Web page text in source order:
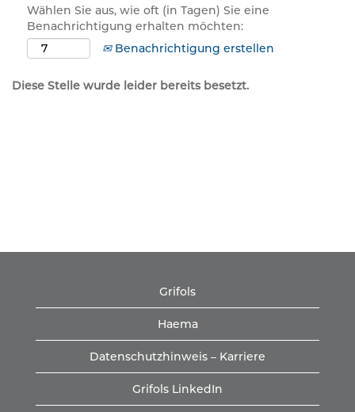
Wählen Sie aus, wie oft (in Tagen) Sie eine
Benachrichtigung erhalten möchten:
Benachrichtigung erstellen
Diese Stelle wurde leider bereits besetzt.
Grifols
Haema
Datenschutzhinweis – Karriere
Grifols LinkedIn